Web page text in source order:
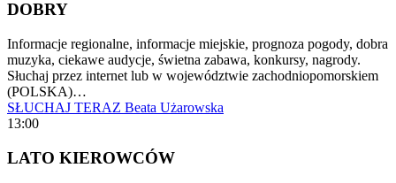
DOBRY
Informacje regionalne, informacje miejskie, prognoza pogody, dobra
muzyka, ciekawe audycje, świetna zabawa, konkursy, nagrody.
Słuchaj przez internet lub w województwie zachodniopomorskiem
(POLSKA)…
SŁUCHAJ TERAZ Beata Użarowska
13:00
LATO KIEROWCÓW